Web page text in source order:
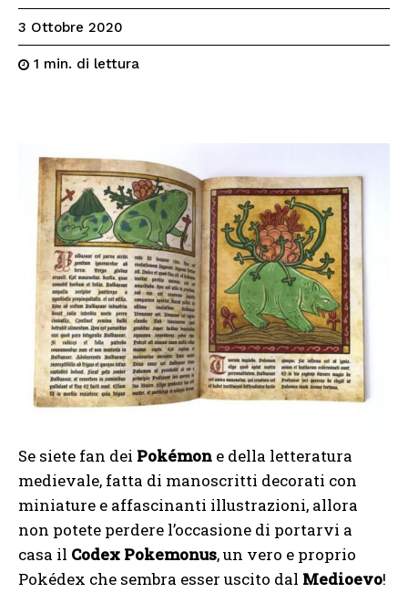
3 Ottobre 2020
1 min. di lettura
Se siete fan dei Pokémon e della letteratura
medievale, fatta di manoscritti decorati con
miniature e affascinanti illustrazioni, allora
non potete perdere l’occasione di portarvi a
casa il Codex Pokemonus, un vero e proprio
Pokédex che sembra esser uscito dal Medioevo!